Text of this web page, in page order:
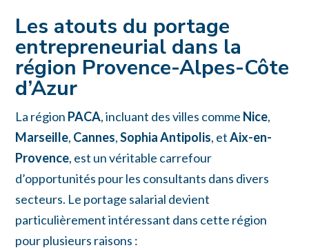
Les atouts du portage
entrepreneurial dans la
région Provence-Alpes-Côte
d’Azur
La région PACA, incluant des villes comme Nice,
Marseille, Cannes,Sophia Antipolis, etAix-en-
Provence, est un véritable carrefour
d’opportunités pour les consultants dans divers
secteurs. Le portage salarial devient
particulièrement intéressant dans cette région
pour plusieurs raisons :